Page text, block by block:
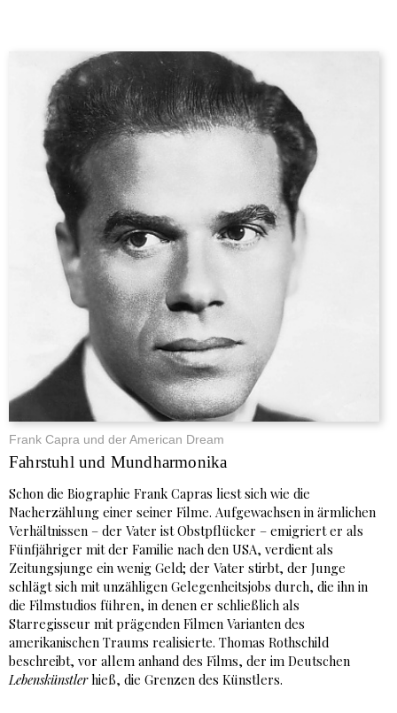
Frank Capra und der American Dream
Fahrstuhl und Mundharmonika
Schon die Biographie Frank Capras liest sich wie die
Nacherzählung einer seiner Filme. Aufgewachsen in ärmlichen
Verhältnissen – der Vater ist Obstpflücker – emigriert er als
Fünfjähriger mit der Familie nach den USA, verdient als
Zeitungsjunge ein wenig Geld; der Vater stirbt, der Junge
schlägt sich mit unzähligen Gelegenheitsjobs durch, die ihn in
die Filmstudios führen, in denen er schließlich als
Starregisseur mit prägenden Filmen Varianten des
amerikanischen Traums realisierte. Thomas Rothschild
beschreibt, vor allem anhand des Films, der im Deutschen
Lebenskünstlerhieß, die Grenzen des Künstlers.